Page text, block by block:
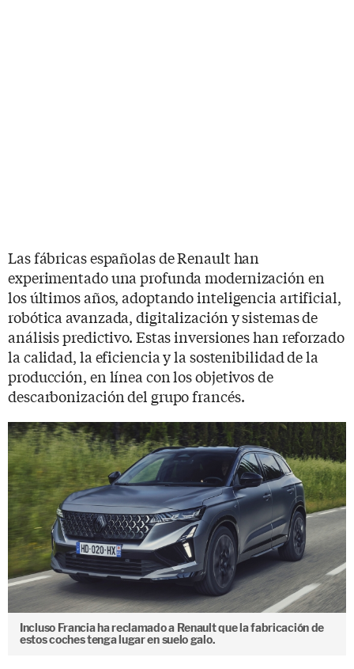
Las fábricas españolas de Renault han
experimentado una profunda modernización en
los últimos años, adoptando inteligencia artificial,
robótica avanzada, digitalización y sistemas de
análisis predictivo. Estas inversiones han reforzado
la calidad, la eficiencia y la sostenibilidad de la
producción, en línea con los objetivos de
descarbonización del grupo francés.
Incluso Francia ha reclamado a Renault que la fabricación de
estos coches tenga lugar en suelo galo.